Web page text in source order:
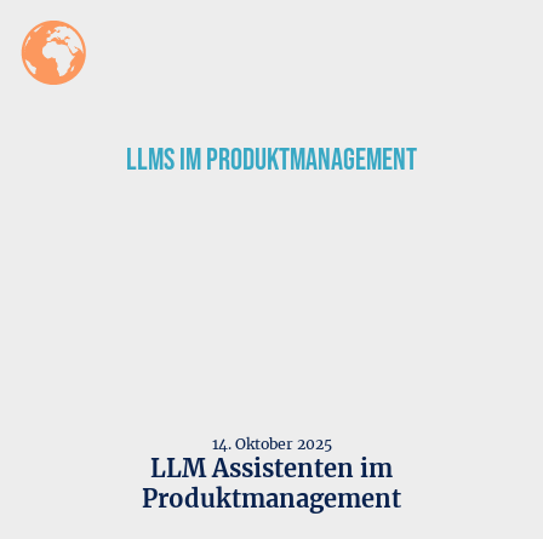
LLMs im Produktmanagement
14. Oktober 2025
LLM Assistenten im
Produktmanagement